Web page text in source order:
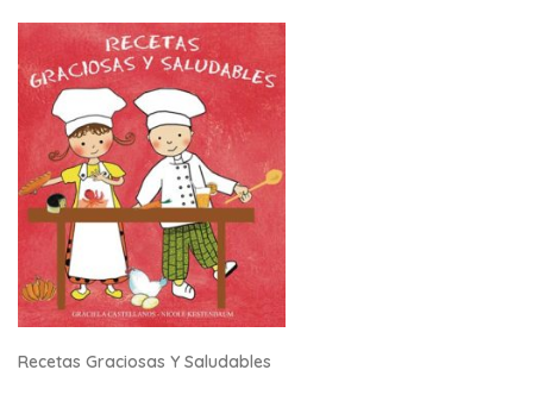
Recetas Graciosas Y Saludables